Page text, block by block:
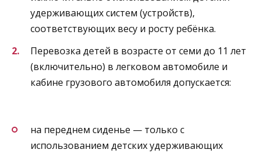
удерживающих систем (устройств),
соответствующих весу и росту ребёнка.
Перевозка детей в возрасте от семи до 11 лет
(включительно) в легковом автомобиле и
кабине грузового автомобиля допускается:
на переднем сиденье — только с
использованием детских удерживающих